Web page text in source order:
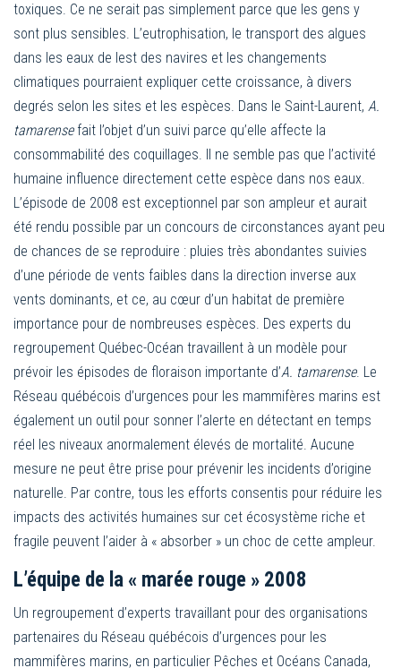
toxiques. Ce ne serait pas simplement parce que les gens y
sont plus sensibles. L’eutrophisation, le transport des algues
dans les eaux de lest des navires et les changements
climatiques pourraient expliquer cette croissance, à divers
degrés selon les sites et les espèces. Dans le Saint-Laurent, A.
tamarensefait l’objet d’un suivi parce qu’elle affecte la
consommabilité des coquillages. Il ne semble pas que l’activité
humaine influence directement cette espèce dans nos eaux.
L’épisode de 2008 est exceptionnel par son ampleur et aurait
été rendu possible par un concours de circonstances ayant peu
de chances de se reproduire : pluies très abondantes suivies
d’une période de vents faibles dans la direction inverse aux
vents dominants, et ce, au cœur d’un habitat de première
importance pour de nombreuses espèces. Des experts du
regroupement Québec-Océan travaillent à un modèle pour
prévoir les épisodes de floraison importante d’A. tamarense. Le
Réseau québécois d’urgences pour les mammifères marins est
également un outil pour sonner l’alerte en détectant en temps
réel les niveaux anormalement élevés de mortalité. Aucune
mesure ne peut être prise pour prévenir les incidents d’origine
naturelle. Par contre, tous les efforts consentis pour réduire les
impacts des activités humaines sur cet écosystème riche et
fragile peuvent l’aider à « absorber » un choc de cette ampleur.
L’équipe de la « marée rouge » 2008
Un regroupement d’experts travaillant pour des organisations
partenaires du Réseau québécois d’urgences pour les
mammifères marins, en particulier Pêches et Océans Canada,